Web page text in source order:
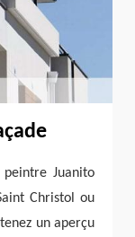
peintre Juanito
Christol ou
un aperçu